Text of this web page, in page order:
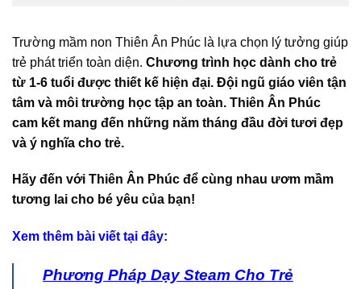
Trường mầm non Thiên Ân Phúc là lựa chọn lý tưởng giúp
trẻ phát triển toàn diện. Chương trình học dành cho trẻ
từ 1-6 tuổi được thiết kế hiện đại. Đội ngũ giáo viên tận
tâm và môi trường học tập an toàn. Thiên Ân Phúc
cam kết mang đến những năm tháng đầu đời tươi đẹp
và ý nghĩa cho trẻ.
Hãy đến với Thiên Ân Phúc để cùng nhau ươm mầm
tương lai cho bé yêu của bạn!
Xem thêm bài viết tại đây:
Phương Pháp Dạy Steam Cho Trẻ